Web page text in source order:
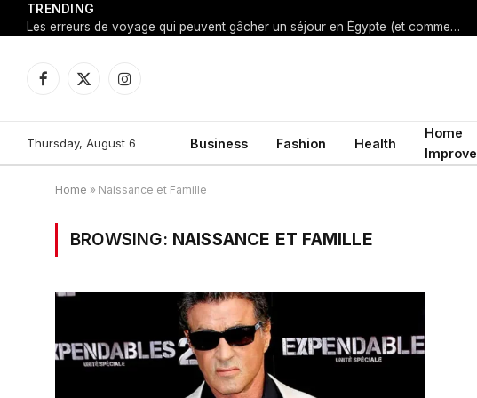
TRENDING
Les erreurs de voyage qui peuvent gâcher un séjour en Égypte (et comment les éviter)
Facebook
X
Instagram
Thursday, August 6 Business Fashion Health
Home
Home » Naissance et Famille
BROWSING: NAISSANCE ET FAMILLE